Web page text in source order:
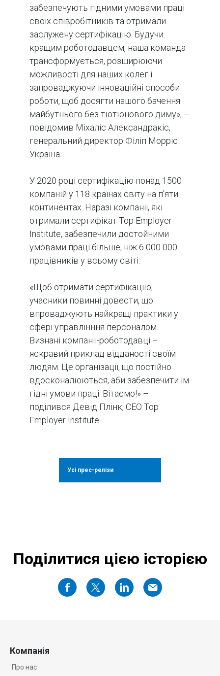
забезпечують гідними умовами праці
своїх співробітників та отримали
заслужену сертифікацію. Будучи
кращим роботодавцем, наша команда
трансформується, розширюючи
можливості для наших колег і
запроваджуючи інноваційні способи
роботи, щоб досягти нашого бачення
майбутнього без тютюнового диму», –
повідомив Міхаліс Александракіс,
генеральний директор Філіп Морріс
Україна.
У 2020 році сертифікацію понад 1500
компаній у 118 країнах світу на п'яти
континентах. Наразі компанії, які
отримали сертифікат Top Employer
Institute, забезпечили достойними
умовами праці більше, ніж 6 000 000
працівників у всьому світі.
«Щоб отримати сертифікацію,
учасники повинні довести, що
впроваджують найкращі практики у
сфері управлінння персоналом.
Визнані компанії-роботодавці –
яскравий приклад відданості своїм
людям. Це організації, що постійно
вдосконалюються, аби забезпечити їм
гідні умови праці. Вітаємо!» –
поділився Девід Плінк, CEO Top
Employer Institute.
Усі прес-релізи
Поділитися цією історією
Компанія
Про нас